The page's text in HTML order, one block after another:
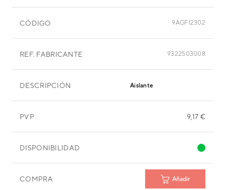
CÓDIGO 9AGF12302
REF. FABRICANTE 9322503008
DESCRIPCIÓN Aislante
PVP 9,17 €
DISPONIBILIDAD
COMPRA Añadir